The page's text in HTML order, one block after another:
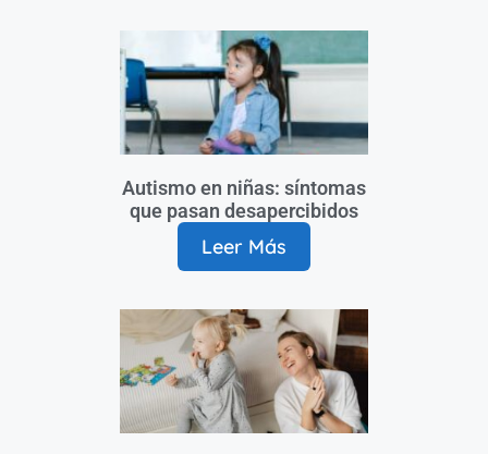
Autismo en niñas: síntomas
que pasan desapercibidos
Leer Más